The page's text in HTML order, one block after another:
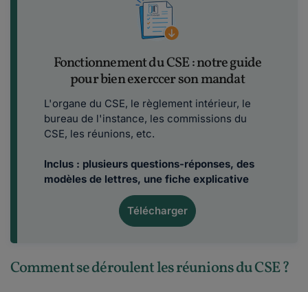
Fonctionnement du CSE : notre guide
pour bien exerccer son mandat
L'organe du CSE, le règlement intérieur, le
bureau de l'instance, les commissions du
CSE, les réunions, etc.
Inclus : plusieurs questions-réponses, des
modèles de lettres, une fiche explicative
Télécharger
Comment se déroulent les réunions du CSE ?